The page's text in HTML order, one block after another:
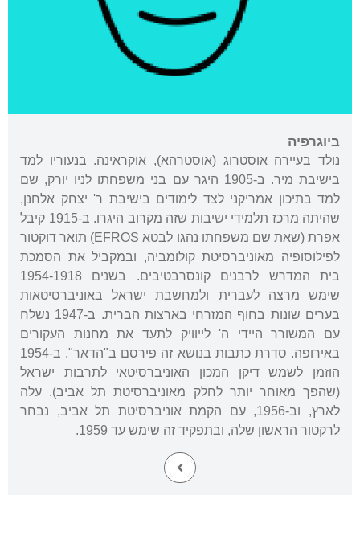
ביוגרפיה
נולד בעיירה אוסטרוג (אוסטרהא), אוקראינה. בנעוריו למד
בישיבת מיר. ב-1905 היגר עם בני משפחתו לניו יורק, שם
למד בתיכון אמריקני לצד לימודים בישיבת ר' יצחק אלחנן,
שהיתה מרכז תלמידי ישיבות שזה מקרוב היגרו. ב-1915 קיבל
אפרת (שאת שם משפחתו נהגו לבטא EFROS) תואר דוקטור
לפילוסופיה מאוניברסיטת קולומביה, ובמקביל את הסמכת
בית המדרש לרבנים קונסרבטיבים. בשנים 1954-1918
שימש מרצה לעברית ולמחשבת ישראל באוניברסיטאות
בערים שונות בחוף המזרחי בארצות הברית. ב-1947 נשלח
עם המשורר היידי ה' לייוויק לתעד את מחנות העקורים
באירופה. סדרת כתבות בנושא זה פירסם ב"הדאר". ב-1954
הוזמן לשמש דיקן המכון האוניברסיטאי לתרבות ישראל
(שהפך מאוחר יותר לחלק מאוניברסיטת תל אביב). עלה
לארץ, וב-1956, עם הקמת אוניברסיטת תל אביב, נבחר
לרקטור הראשון שלה, ובתפקיד זה שימש עד 1959.